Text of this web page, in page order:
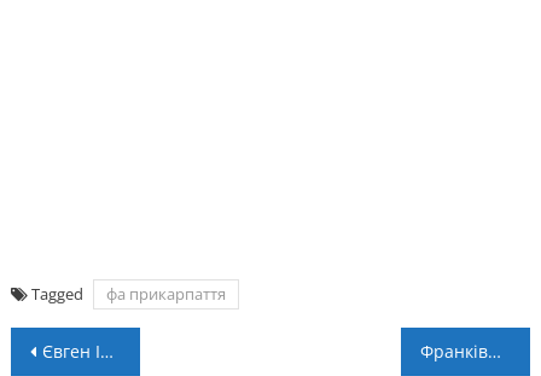
Tagged фа прикарпаття
Навігація
Євген ІСАКОВ: “Повернутися до улюбленої гри – це для дітей як ковток минулого звичного життя” Франківчанки виступили на юнацькому чемпіонаті світу з фрістайлу